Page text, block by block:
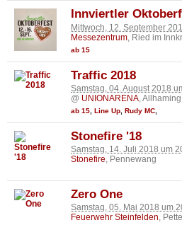
Innviertler
Mittwoch, 12. September
Messezentrum , Ried im
ab 15
Traffic 2018
Samstag, 04. August 2018
@ UNIONARENA, Allhaming
ab 15 Line Up Rudy MC
Stonefire '18
Samstag, 14. Juli 2018 um
Stonefire, Pennewang
Zero One
Samstag, 05. Mai 2018 um
Feuerwehr Steinfelden,